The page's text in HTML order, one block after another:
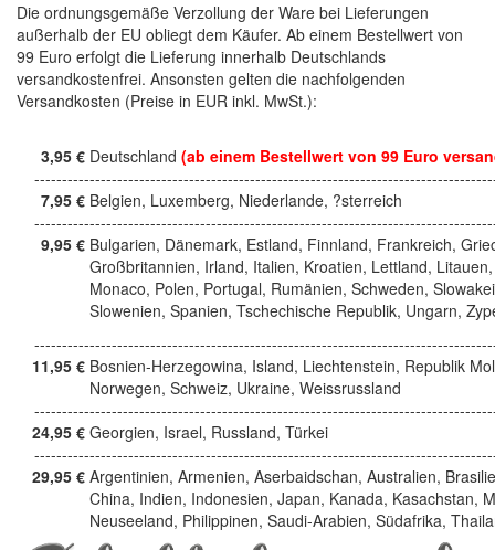
Die ordnungsgemäße Verzollung der Ware bei Lieferungen
außerhalb der EU obliegt dem Käufer. Ab einem Bestellwert von
99 Euro erfolgt die Lieferung innerhalb Deutschlands
versandkostenfrei. Ansonsten gelten die nachfolgenden
Versandkosten (Preise in EUR inkl. MwSt.):
3,95 € Deutschland (ab einem Bestellwert von 99 Euro
7,95 € Belgien, Luxemberg, Niederlande, ?sterreich
9,95 € Bulgarien, Dänemark, Estland, Finnland, Frankreich,
Großbritannien, Irland, Italien, Kroatien, Lettland, Litauen,
Monaco, Polen, Portugal, Rumänien, Schweden,
Slowenien, Spanien, Tschechische Republik, Ungarn,
11,95 € Bosnien-Herzegowina, Island, Liechtenstein, Republik
Norwegen, Schweiz, Ukraine, Weissrussland
24,95 € Georgien, Israel, Russland, Türkei
29,95 € Argentinien, Armenien, Aserbaidschan, Australien,
China, Indien, Indonesien, Japan, Kanada, Kasachstan,
Neuseeland, Philippinen, Saudi-Arabien, Südafrika,